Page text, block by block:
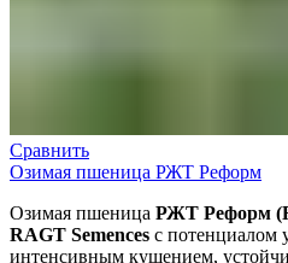
Сравнить
Озимая пшеница РЖТ Реформ
Озимая пшеница РЖТ Реформ
RAGT Semences с потенциалом
интенсивным кущением,